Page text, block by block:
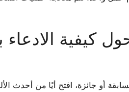
أو جائزة، افتح أيًا من أحدث